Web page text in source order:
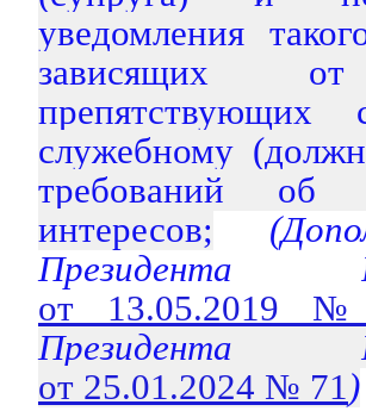
уведомления
зависящих от
препятствующих
служебному
требований об
интересов;
Президента
от 13.05.2019
Президента
от 25.01.2024 № 71)